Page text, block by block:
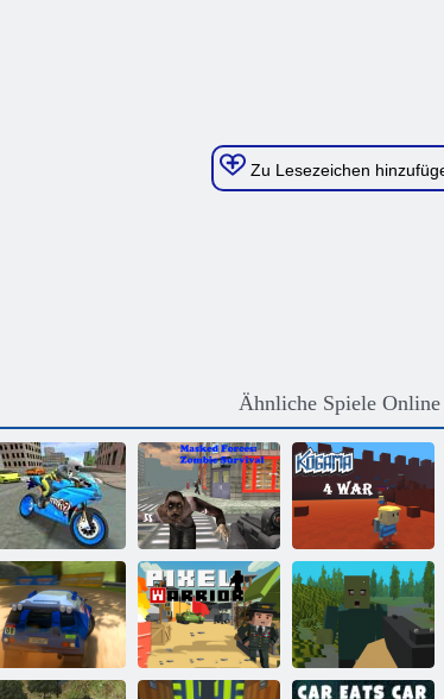
Zu Lesezeichen
Ähnliche Spiele Online
Sportfahrradsimulator
Drift 3d
Maskierte
Kräfte: Zombie-
Überleben
Kogama: 4
Krieg